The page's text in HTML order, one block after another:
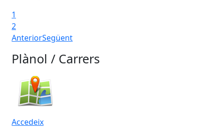
1
2
AnteriorSegüent
Plànol / Carrers
Accedeix